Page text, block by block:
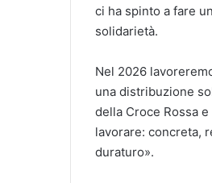
ci ha spinto a fare
solidarietà.
Nel 2026
una distribuzione
della Croce Rossa
lavorare: concreta,
duraturo».